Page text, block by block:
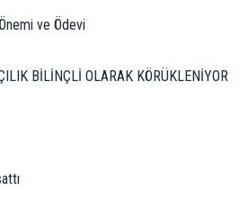
ve Ödevi
BİLİNÇLİ OLARAK KÖRÜKLENİYOR